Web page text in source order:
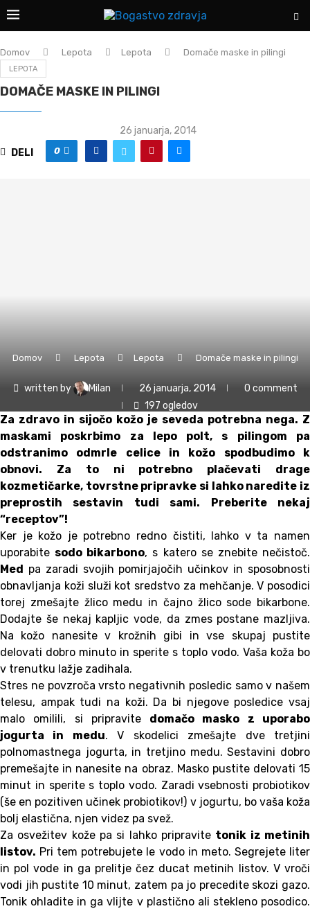
Domov Lepota Lepota Domače maske in pilingi
LEPOTA
DOMAČE MASKE IN PILINGI
26 januarja, 2014
DELI
0
Domov Lepota Lepota Domače maske in pilingi
written by Milan 26 januarja, 2014
0 comment
197 ogledov
Za zdravo in sijočo kožo je seveda potrebna nega. Z
maskami poskrbimo za lepo polt, s pilingom pa
odstranimo odmrle celice in kožo spodbudimo k
obnovi. Za to ni potrebno plačevati drage
kozmetičarke, tovrstne pripravke si lahko naredite iz
preprostih sestavin tudi sami. Preberite nekaj
“receptov”!
Ker je kožo je potrebno redno čistiti, lahko v ta namen
uporabite sodo bikarbono, s katero se znebite nečistoč.
Med pa zaradi svojih pomirjajočih učinkov in sposobnosti
obnavljanja koži služi kot sredstvo za mehčanje. V posodici
torej zmešajte žlico medu in čajno žlico sode bikarbone.
Dodajte še nekaj kapljic vode, da zmes postane mazljiva.
Na kožo nanesite v krožnih gibi in vse skupaj pustite
delovati dobro minuto in sperite s toplo vodo. Vaša koža bo
v trenutku lažje zadihala.
Stres ne povzroča vrsto negativnih posledic samo v našem
telesu, ampak tudi na koži. Da bi njegove posledice vsaj
malo omilili, si pripravite domačo masko z uporabo
jogurta in medu. V skodelici zmešajte dve tretjini
polnomastnega jogurta, in tretjino medu. Sestavini dobro
premešajte in nanesite na obraz. Masko pustite delovati 15
minut in sperite s toplo vodo. Zaradi vsebnosti probiotikov
(še en pozitiven učinek probiotikov!) v jogurtu, bo vaša koža
bolj elastična, njen videz pa svež.
Za osvežitev kože pa si lahko pripravite tonik iz metinih
listov. Pri tem potrebujete le vodo in meto. Segrejete liter
in pol vode in ga prelitje čez ducat metinih listov. V vroči
vodi jih pustite 10 minut, zatem pa jo precedite skozi gazo.
Tonik ohladite in ga vlijte v plastično ali stekleno posodico.